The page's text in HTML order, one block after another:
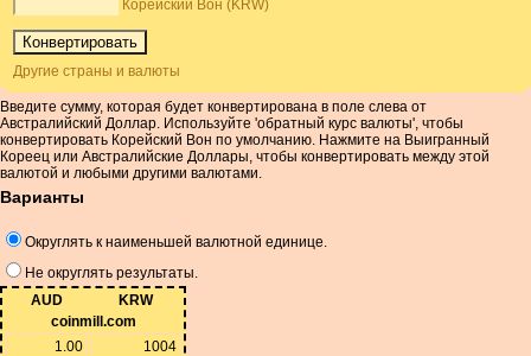
Корейский Вон (KRW)
Другие страны и валюты
Введите сумму, которая будет конвертирована в поле слева от
Австралийский Доллар. Используйте 'обратный курс валюты', чтобы
конвертировать Корейский Вон по умолчанию. Нажмите на Выигранный
Кореец или Австралийские Доллары, чтобы конвертировать между этой
валютой и любыми другими валютами.
Варианты
Округлять к наименьшей валютной единице.
Не округлять результаты.
AUD
KRW
coinmill.com
1.00
1004